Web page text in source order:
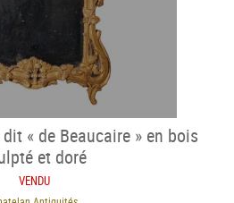
« de Beaucaire » en bois
et doré
VENDU